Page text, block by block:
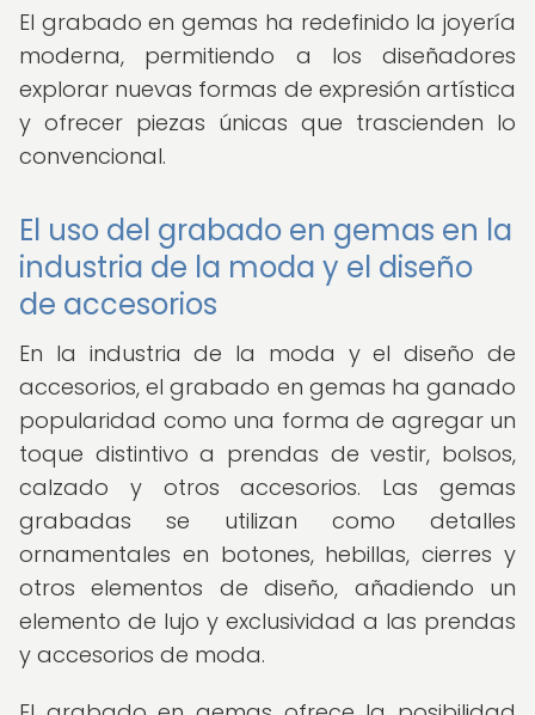
El grabado en gemas ha redefinido la joyería
moderna, permitiendo a los diseñadores
explorar nuevas formas de expresión artística
y ofrecer piezas únicas que trascienden lo
convencional.
El uso del grabado en gemas en la
industria de la moda y el diseño
de accesorios
En la industria de la moda y el diseño de
accesorios, el grabado en gemas ha ganado
popularidad como una forma de agregar un
toque distintivo a prendas de vestir, bolsos,
calzado y otros accesorios. Las gemas
grabadas se utilizan como detalles
ornamentales en botones, hebillas, cierres y
otros elementos de diseño, añadiendo un
elemento de lujo y exclusividad a las prendas
y accesorios de moda.